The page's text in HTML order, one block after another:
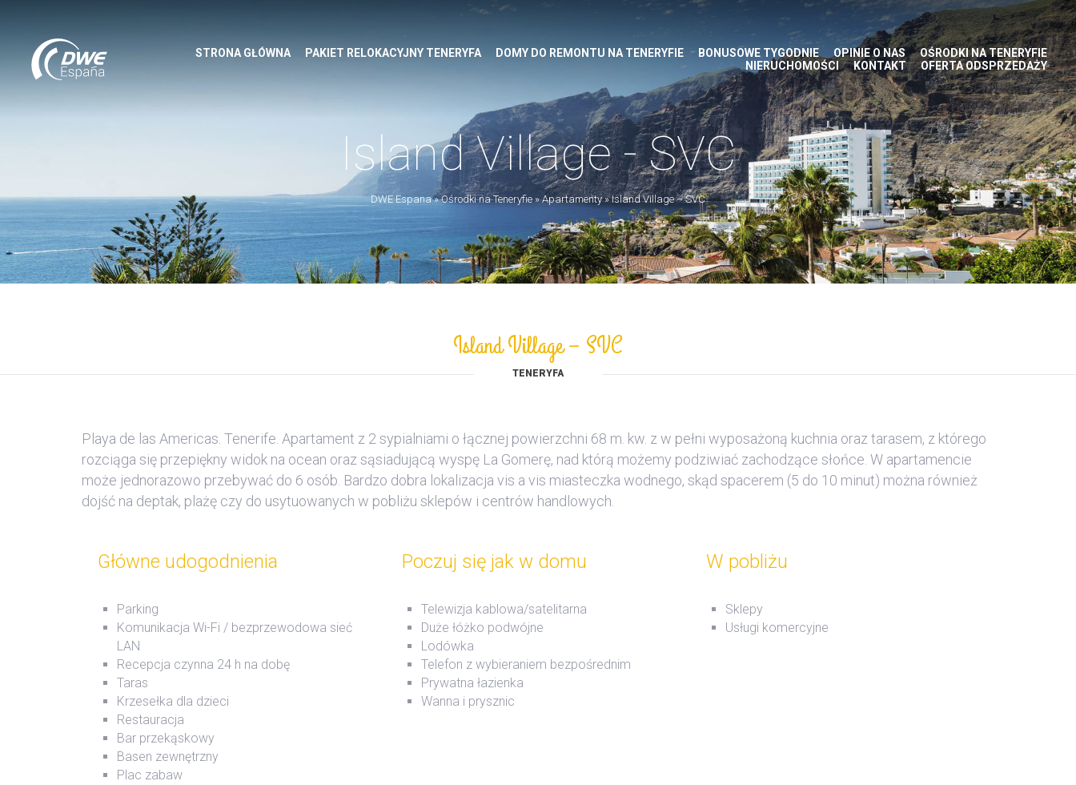
STRONA GŁÓWNA PAKIET RELOKACYJNY TENERYFA DOMY DO REMONTU NA TENERYFIE BONUSOWE TYGODNIE OPINIE O NAS
OŚRODKI NA TENERYFIE
NIERUCHOMOŚCI
KONTAKT OFERTA ODSPRZEDAŻY
Island Village - SVC
DWE Espana»Ośrodki na Teneryfie»Apartamenty»Island Village – SVC
Island Village – SVC
TENERYFA
Playa de las Americas. Tenerife. Apartament z 2 sypialniami o łącznej powierzchni 68 m. kw. z w pełni wyposażoną kuchnia oraz tarasem, z którego
rozciąga się przepiękny widok na ocean oraz sąsiadującą wyspę La Gomerę, nad którą możemy podziwiać zachodzące słońce. W apartamencie
może jednorazowo przebywać do 6 osób. Bardzo dobra lokalizacja vis a vis miasteczka wodnego, skąd spacerem (5 do 10 minut) można również
dojść na deptak, plażę czy do usytuowanych w pobliżu sklepów i centrów handlowych.
Główne udogodnienia
Parking
Komunikacja Wi-Fi / bezprzewodowa sieć
LAN
Recepcja czynna 24 h na dobę
Taras
Krzesełka dla dzieci
Restauracja
Bar przekąskowy
Basen zewnętrzny
Plac zabaw
Poczuj się jak w domu
Telewizja kablowa/satelitarna
Duże łóżko podwójne
Lodówka
Telefon z wybieraniem bezpośrednim
Prywatna łazienka
Wanna i prysznic
W pobliżu
Sklepy
Usługi komercyjne